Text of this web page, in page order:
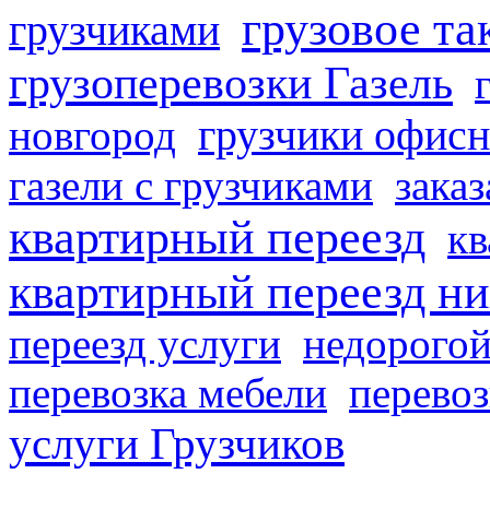
грузчиками грузовое
грузоперевозки Газель
новгород грузчики
газели с грузчиками
квартирный переезд
квартирный переезд
переезд услуги
перевозка мебели
услуги Грузчиков